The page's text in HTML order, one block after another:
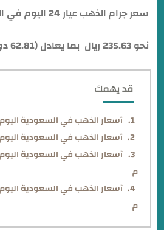
سعر جرام الذهب عيار 24 اليوم في السعودية
نحو 235.63 ريال بما يعادل (62.81 دولار)
قد يهمك
أسعار الذهب في السعودية اليوم الإثنين 9/
أسعار الذهب في السعودية اليوم الأحد 8/
م
م